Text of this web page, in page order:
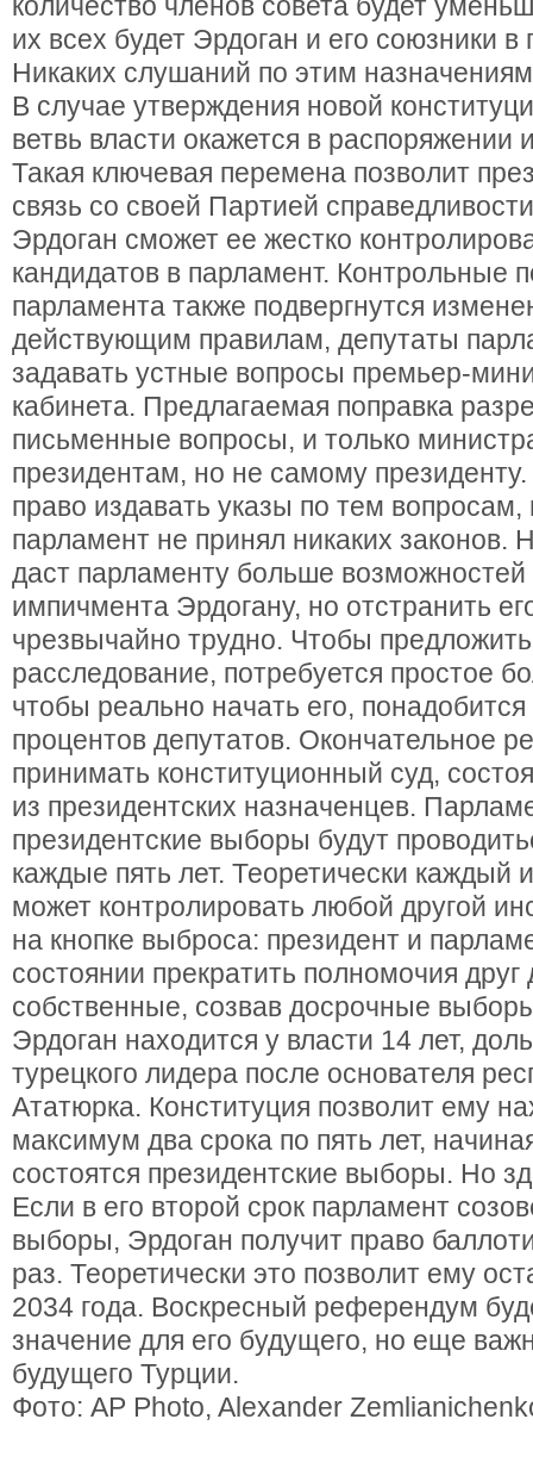
их всех будет Эрдоган и его союзники в
Никаких слушаний по этим
В случае утверждения новой
ветвь власти окажется в распоряжении
Такая ключевая перемена позволит
связь со своей Партией
Эрдоган сможет ее жестко
кандидатов в парламент. Контрольные
парламента также подвергнутся
действующим правилам, депутаты
задавать устные вопросы премьер-
кабинета. Предлагаемая поправка
письменные вопросы, и только
президентам, но не самому
право издавать указы по тем
парламент не принял никаких законов.
даст парламенту больше
импичмента Эрдогану, но отстранить
чрезвычайно трудно. Чтобы
расследование, потребуется простое
чтобы реально начать его, понадобится
процентов депутатов. Окончательное
принимать конституционный суд,
из президентских назначенцев.
президентские выборы будут
каждые пять лет. Теоретически каждый
может контролировать любой другой
на кнопке выброса: президент и
состоянии прекратить полномочия друг
собственные, созвав досрочные
Эрдоган находится у власти 14 лет,
турецкого лидера после основателя
Ататюрка. Конституция позволит ему
максимум два срока по пять лет,
состоятся президентские выборы. Но
Если в его второй срок парламент
выборы, Эрдоган получит право
раз. Теоретически это позволит ему
2034 года. Воскресный референдум
значение для его будущего, но еще
будущего Турции.
Фото: AP Photo, Alexander